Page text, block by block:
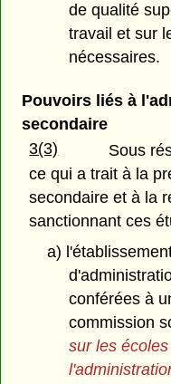
de qualité
travail et sur
nécessaires.
Pouvoirs liés à
secondaire
3(3)
Sous
ce qui a trait à la
secondaire et à la
sanctionnant ces
a)
conférées à
commission
sur les